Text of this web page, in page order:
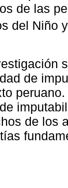
de las
del Niño
de
de los